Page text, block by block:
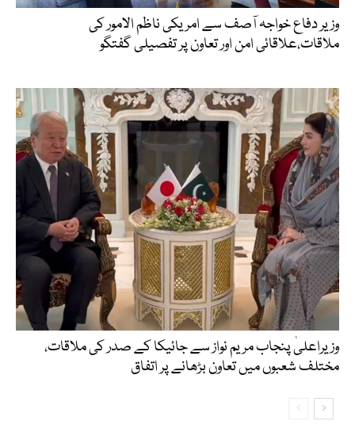
وزیر دفاع خواجہ آصف سے امریکی ناظم الامور کی
ملاقات،علاقائی امن اور تعاون پر تفصیلی گفتگو
وزیراعلیٰ پنجاب مریم نواز سے جائیکا کے صدر کی ملاقات،
مختلف شعبوں میں تعاون بڑھانے پر اتفاق